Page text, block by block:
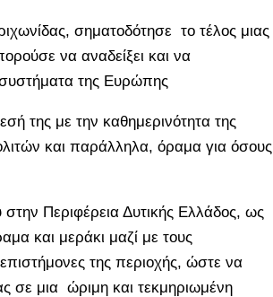
σηματοδότησε το τέλος μιας
να αναδείξει και να
της Ευρώπης
της με την καθημερινότητα της
και παράλληλα, όραμα για όσους
Περιφέρεια Δυτικής Ελλάδος, ως
και μεράκι μαζί με τους
της περιοχής, ώστε να
σε μια ώριμη και τεκμηριωμένη